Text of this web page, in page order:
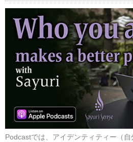
Podcastでは、アイデンティティー（